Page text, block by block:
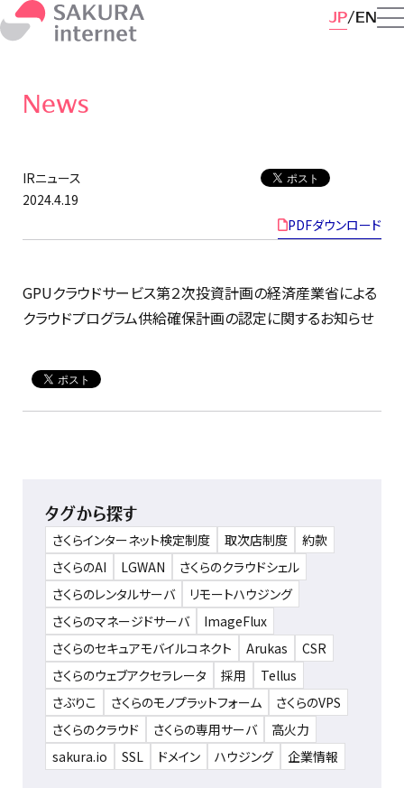
JP EN
News
IRニュース
2024.4.19
PDFダウンロード
GPUクラウドサービス第２次投資計画の経済産業省による
クラウドプログラム供給確保計画の認定に関するお知らせ
タグから探す
さくらインターネット検定制度 取次店制度
約款
さくらのAI
LGWAN
さくらのクラウドシェル
さくらのレンタルサーバ
リモートハウジング
さくらのマネージドサーバ
ImageFlux
さくらのセキュアモバイルコネクト
Arukas
CSR
さくらのウェブアクセラレータ
採用
Tellus
さぶりこ
さくらのモノプラットフォーム
さくらのVPS
さくらのクラウド
さくらの専用サーバ
高火力
sakura.io
SSL ドメイン ハウジング 企業情報